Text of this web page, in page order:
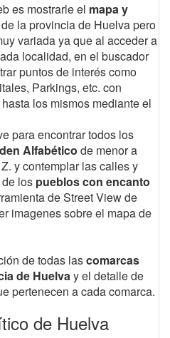
es mostrarle el mapa y
de la provincia de Huelva pero
variada ya que al acceder a
localidad, en el buscador
puntos de interés como
Parkings, etc. con
los mismos mediante el
para encontrar todos los
Alfabético de menor a
y contemplar las calles y
los pueblos con encanto
de Street View de
imagenes sobre el mapa de
de todas lascomarcas
de Huelvay el detalle de
pertenecen a cada comarca.
de Huelva